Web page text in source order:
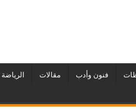
فنون وأدب مقالات الرياضة